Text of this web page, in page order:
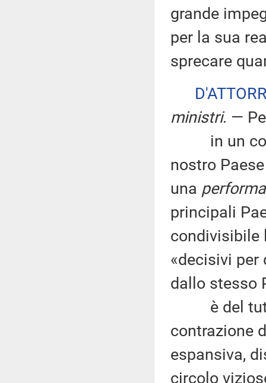
grande
per la sua
sprecare
ministri. —
in un
nostro
una
principali
condivisibile
«decisivi per
dallo stesso
è del tutto
contrazione
espansiva,
circolo